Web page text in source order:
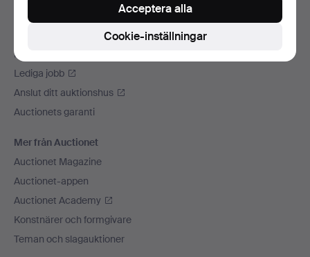
Auctionet
Press
Lediga jobb
Anslut ditt auktionshus
Auctionets garanti
Mer från Auctionet
Auctionet Magazine
Auctionet-appen
Auctionet Academy
Konstnärer och formgivare
Teman och slagauktioner
Cookie-inställningar
Acceptera alla